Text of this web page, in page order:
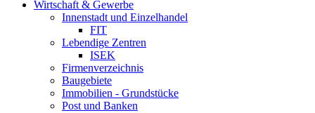
Wirtschaft & Gewerbe
Innenstadt und Einzelhandel
FIT
Lebendige Zentren
ISEK
Firmenverzeichnis
Baugebiete
Immobilien - Grundstücke
Post und Banken